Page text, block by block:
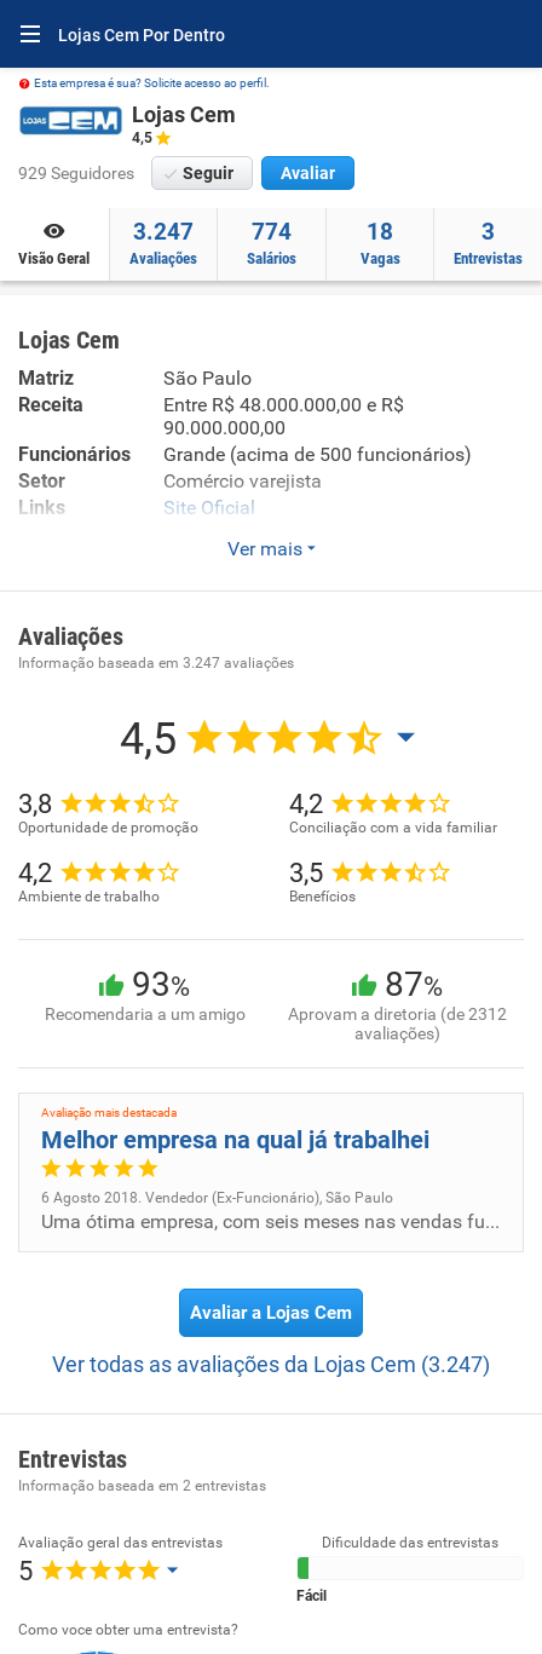
Lojas Cem Por Dentro
Esta empresa é sua? Solicite acesso ao perfil.
Lojas Cem
4,5
929 Seguidores Seguir Avaliar
Visão Geral
3.247
Avaliações
774
Salários
18
Vagas
3
Entrevistas
Lojas Cem
Matriz
São Paulo
Receita
Entre R$ 48.000.000,00 e R$
90.000.000,00
Funcionários
Grande (acima de 500 funcionários)
Setor
Comércio varejista
Links
Site Oficial
Enviar CV
A rede Lojas CEM é uma das maiores revendedoras de
móveis e eletrodomésticos do País. Somos uma rede de
lojas físicas. Vendemos exclusivamente em nossas filiais.
que fazem questão de ter sempre os preços mais baixos, o
o melhor atendimento. Há 65 anos.
Ver mais
Avaliações
Informação baseada em 3.247 avaliações
4,5
3,8
Oportunidade de promoção
4,2
Conciliação com a vida familiar
4,2
Ambiente de trabalho
3,5
Benefícios
93%
Recomendaria a um amigo
87%
Aprovam a diretoria (de 2312
avaliações)
Avaliação mais destacada
Melhor empresa na qual já trabalhei
6 Agosto 2018. Vendedor (Ex-Funcionário), São Paulo
Uma ótima empresa, com seis meses nas vendas fui escolhido devido a desempenho a fazer um estágio para sub gerente, carg...
Avaliar a Lojas Cem
Ver todas as avaliações da Lojas Cem (3.247)
Entrevistas
Informação baseada em 2 entrevistas
Avaliação geral das entrevistas
5
Dificuldade das entrevistas
Fácil
Como voce obter uma entrevista?